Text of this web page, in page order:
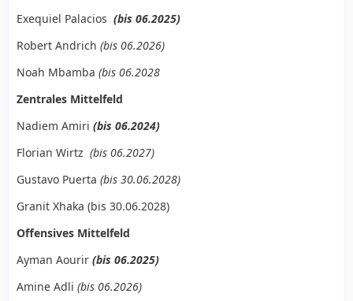
Exequiel Palacios (bis 06.2025)
Robert Andrich (bis 06.2026)
Noah Mbamba (bis 06.2028
Zentrales Mittelfeld
Nadiem Amiri (bis 06.2024)
Florian Wirtz (bis 06.2027)
Gustavo Puerta (bis 30.06.2028)
Granit Xhaka (bis 30.06.2028)
Offensives Mittelfeld
Ayman Aourir (bis 06.2025)
Amine Adli (bis 06.2026)